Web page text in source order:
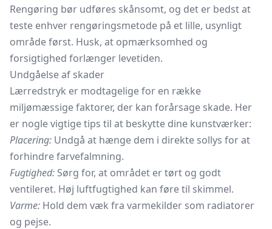
Rengøring bør udføres skånsomt, og det er bedst at
teste enhver rengøringsmetode på et lille, usynligt
område først. Husk, at opmærksomhed og
forsigtighed forlænger levetiden.
Undgåelse af skader
Lærredstryk er modtagelige for en række
miljømæssige faktorer, der kan forårsage skade. Her
er nogle vigtige tips til at beskytte dine kunstværker:
Placering: Undgå at hænge dem i direkte sollys for at
forhindre farvefalmning.
Fugtighed: Sørg for, at området er tørt og godt
ventileret. Høj luftfugtighed kan føre til skimmel.
Varme: Hold dem væk fra varmekilder som radiatorer
og pejse.